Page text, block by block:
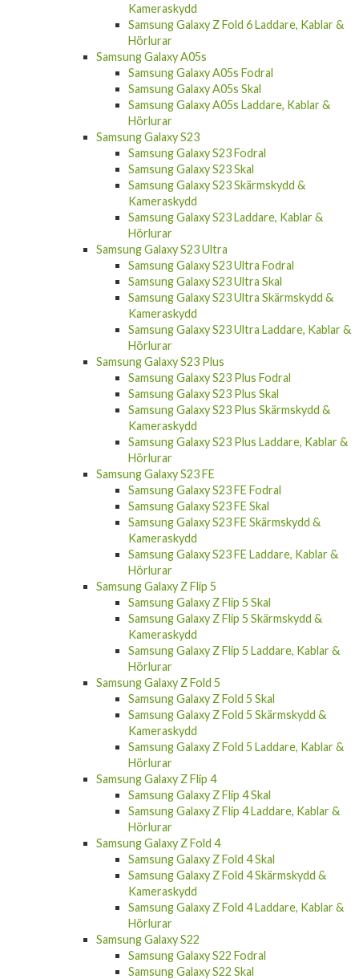
Kameraskydd
Samsung Galaxy Z Fold 6 Laddare, Kablar &
Hörlurar
Samsung Galaxy A05s
Samsung Galaxy A05s Fodral
Samsung Galaxy A05s Skal
Samsung Galaxy A05s Laddare, Kablar &
Hörlurar
Samsung Galaxy S23
Samsung Galaxy S23 Fodral
Samsung Galaxy S23 Skal
Samsung Galaxy S23 Skärmskydd &
Kameraskydd
Samsung Galaxy S23 Laddare, Kablar &
Hörlurar
Samsung Galaxy S23 Ultra
Samsung Galaxy S23 Ultra Fodral
Samsung Galaxy S23 Ultra Skal
Samsung Galaxy S23 Ultra Skärmskydd &
Kameraskydd
Samsung Galaxy S23 Ultra Laddare, Kablar &
Hörlurar
Samsung Galaxy S23 Plus
Samsung Galaxy S23 Plus Fodral
Samsung Galaxy S23 Plus Skal
Samsung Galaxy S23 Plus Skärmskydd &
Kameraskydd
Samsung Galaxy S23 Plus Laddare, Kablar &
Hörlurar
Samsung Galaxy S23 FE
Samsung Galaxy S23 FE Fodral
Samsung Galaxy S23 FE Skal
Samsung Galaxy S23 FE Skärmskydd &
Kameraskydd
Samsung Galaxy S23 FE Laddare, Kablar &
Hörlurar
Samsung Galaxy Z Flip 5
Samsung Galaxy Z Flip 5 Skal
Samsung Galaxy Z Flip 5 Skärmskydd &
Kameraskydd
Samsung Galaxy Z Flip 5 Laddare, Kablar &
Hörlurar
Samsung Galaxy Z Fold 5
Samsung Galaxy Z Fold 5 Skal
Samsung Galaxy Z Fold 5 Skärmskydd &
Kameraskydd
Samsung Galaxy Z Fold 5 Laddare, Kablar &
Hörlurar
Samsung Galaxy Z Flip 4
Samsung Galaxy Z Flip 4 Skal
Samsung Galaxy Z Flip 4 Laddare, Kablar &
Hörlurar
Samsung Galaxy Z Fold 4
Samsung Galaxy Z Fold 4 Skal
Samsung Galaxy Z Fold 4 Skärmskydd &
Kameraskydd
Samsung Galaxy Z Fold 4 Laddare, Kablar &
Hörlurar
Samsung Galaxy S22
Samsung Galaxy S22 Fodral
Samsung Galaxy S22 Skal